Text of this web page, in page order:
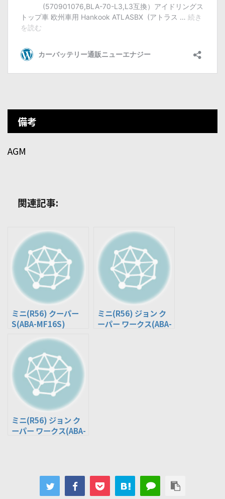
備考
AGM
関連記事:
ミニ(R56) クーパー
S(ABA-MF16S)
ミニ(R56) ジョン ク
ーパー ワークス(ABA-
ミニ(R56) ジョン ク
ーパー ワークス(ABA-